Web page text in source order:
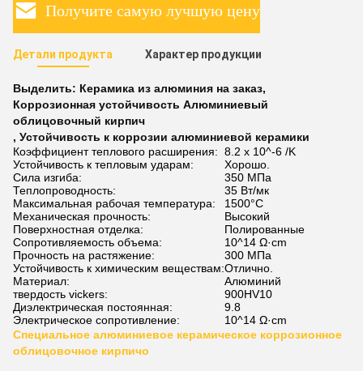
Получите самую лучшую цену
Детали продукта Характер продукции
Выделить: Керамика из алюминия на заказ,
Коррозионная устойчивость Алюминиевый
облицовочный кирпич
, Устойчивость к коррозии алюминиевой керамики
Коэффициент теплового расширения: 8.2 x 10^-6 /K
Устойчивость к тепловым ударам:
Хорошо.
Сила изгиба:
350 МПа
Теплопроводность:
35 Вт/мк
Максимальная рабочая температура:
1500°C
Механическая прочность:
Высокий
Поверхностная отделка:
Полированные
Сопротивляемость объема:
10^14 Ω·cm
Прочность на растяжение:
300 МПа
Устойчивость к химическим веществам:Отлично.
Материал:
Алюминий
твердость vickers:
900HV10
Диэлектрическая постоянная:
9.8
Электрическое сопротивление:
10^14 Ω·cm
Специальное алюминиевое керамическое коррозионное
облицовочное кирпичо